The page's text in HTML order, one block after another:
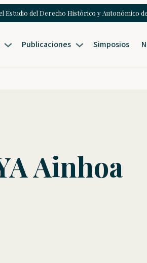
Estudio del Derecho Histórico y Autonómico
Publicaciones Simposios
Ainhoa